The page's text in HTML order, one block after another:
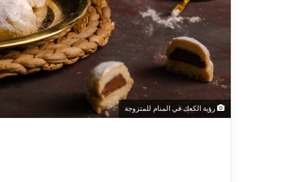
رؤية الكعك في المنام للمتزوجة